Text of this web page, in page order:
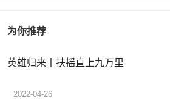
为你推荐
英雄归来丨扶摇直上九万里
2022-04-26